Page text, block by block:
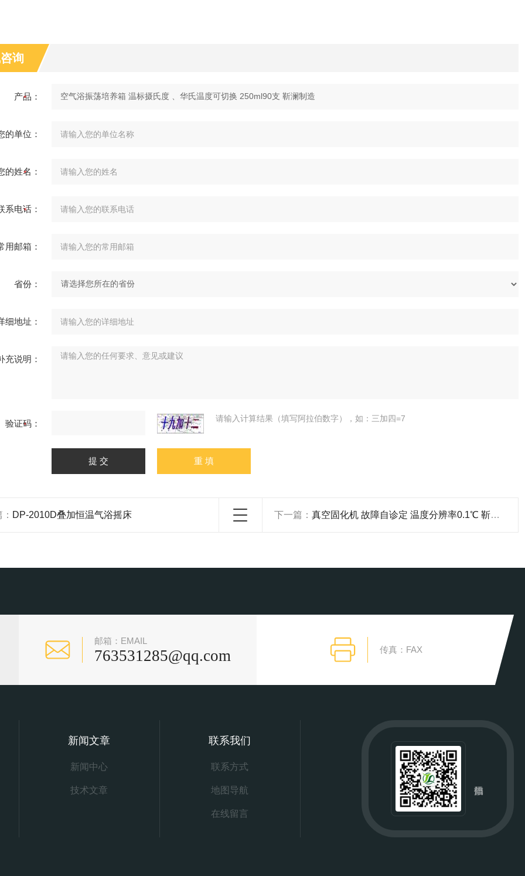
询
产品：
的单位：
的姓名：
系电话：
用邮箱：
省份：
细地址：
充说明：
验证码： 请输入计算结果（填写阿拉伯数字），如：三加四=7
DP-2010D叠加恒温气浴摇床 下一篇：真空固化机 故障自诊定 温度分辨率0.1℃ 靳澜制造
邮箱：EMAIL
763531285@qq.com 传真：FAX
新闻文章
新闻中心
技术文章
联系我们
联系方式
地图导航
在线留言